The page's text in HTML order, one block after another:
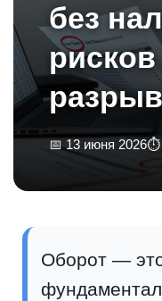
без
📅 13 июня 2026⏱
Оборот —